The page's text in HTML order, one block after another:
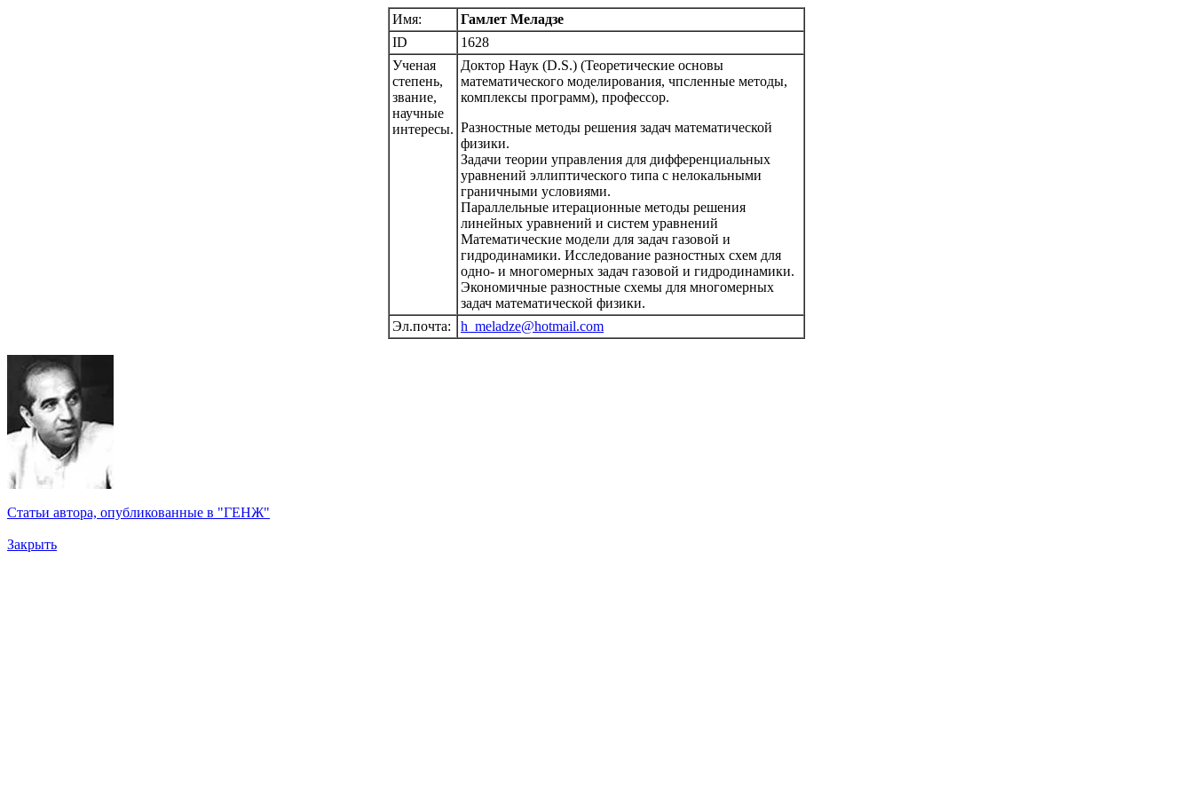
Имя:
Гамлет Меладзе
ID
1628
Ученая
степень,
звание,
научные
интересы.
Доктор Наук (D.S.) (Теоретические основы
математического моделирования, чпсленные методы,
комплексы программ), профессор.
Разностные методы решения задач математической
физики.
Задачи теории управления для дифференциальных
уравнений эллиптического типа с нелокальными
граничными условиями.
Параллельные итерационные методы решения
линейных уравнений и систем уравнений
Математические модели для задач газовой и
гидродинамики. Исследование разностных схем для
одно- и многомерных задач газовой и гидродинамики.
Экономичные разностные схемы для многомерных
задач математической физики.
Эл.почта:
h_meladze@hotmail.com
Статьи автора, опубликованные в "ГЕНЖ"
Закрыть